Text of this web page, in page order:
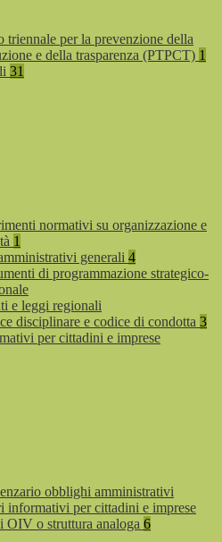
triennale per la prevenzione della
e della trasparenza (PTPCT) 1
31
normativi su organizzazione e
1
generali 4
di programmazione strategico-
e leggi regionali
disciplinare e codice di condotta 3
per cittadini e imprese
obblighi amministrativi
informativi per cittadini e imprese
OIV o struttura analoga 6